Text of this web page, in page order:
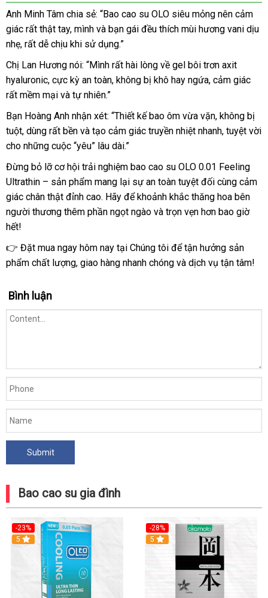
cao
su
OLO
0.01
Feeling
Ultrathin
đen
–
hương
Vani
siêu
mỏng
hộp
10
cái
loại
tốt
Anh Minh Tâm chia sẻ: “Bao cao su OLO siêu mỏng nên cảm
giác rất thật tay, mình và bạn gái đều thích mùi hương vani dịu
nhẹ, rất dễ chịu khi sử dụng.”
Chị Lan Hương nói: “Mình rất hài lòng về gel bôi trơn axit
hyaluronic, cực kỳ an toàn, không bị khô hay ngứa, cảm giác
rất mềm mại và tự nhiên.”
Bạn Hoàng Anh nhận xét: “Thiết kế bao ôm vừa vặn, không bị
tuột, dùng rất bền và tạo cảm giác truyền nhiệt nhanh, tuyệt vời
cho những cuộc “yêu” lâu dài.”
Đừng bỏ lỡ cơ hội trải nghiệm bao cao su OLO 0.01 Feeling
Ultrathin – sản phẩm mang lại sự an toàn tuyệt đối cùng cảm
giác chân thật đỉnh cao. Hãy để khoảnh khắc thăng hoa bên
người thương thêm phần ngọt ngào và trọn vẹn hơn bao giờ
hết!
👉 Đặt mua ngay hôm nay tại Chúng tôi để tận hưởng sản
phẩm chất lượng, giao hàng nhanh chóng và dịch vụ tận tâm!
Bình luận
Bao cao su gia đình
-23%
5
-28%
Hot
5